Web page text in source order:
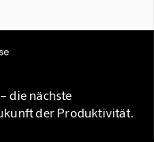
die nächste
der Produktivität.